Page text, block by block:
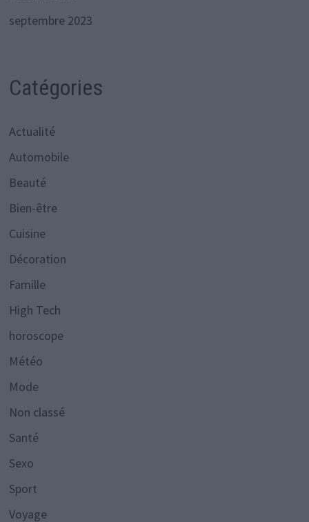
septembre 2023
Catégories
Actualité
Automobile
Beauté
Bien-être
Cuisine
Décoration
Famille
High Tech
horoscope
Météo
Mode
Non classé
Santé
Sexo
Sport
Voyage